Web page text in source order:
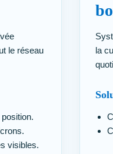
le réseau
visibles.
la